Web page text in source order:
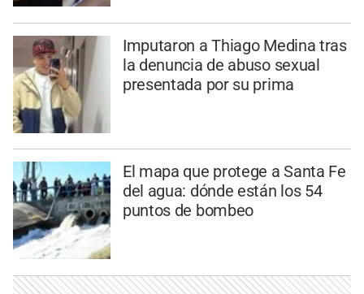
Imputaron a Thiago Medina tras
la denuncia de abuso sexual
presentada por su prima
El mapa que protege a Santa Fe
del agua: dónde están los 54
puntos de bombeo